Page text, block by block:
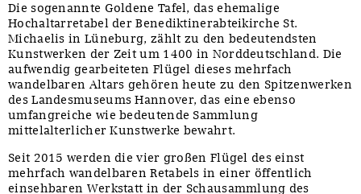
Die sogenannte Goldene Tafel, das ehemalige
Hochaltarretabel der Benediktinerabteikirche St.
Michaelis in Lüneburg, zählt zu den bedeutendsten
Kunstwerken der Zeit um 1400 in Norddeutschland. Die
aufwendig gearbeiteten Flügel dieses mehrfach
wandelbaren Altars gehören heute zu den Spitzenwerken
des Landesmuseums Hannover, das eine ebenso
umfangreiche wie bedeutende Sammlung
mittelalterlicher Kunstwerke bewahrt.
Seit 2015 werden die vier großen Flügel des einst
mehrfach wandelbaren Retabels in einer öffentlich
einsehbaren Werkstatt in der Schausammlung des